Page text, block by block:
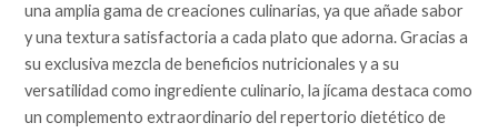
una amplia gama de creaciones culinarias, ya que añade sabor
y una textura satisfactoria a cada plato que adorna. Gracias a
su exclusiva mezcla de beneficios nutricionales y a su
versatilidad como ingrediente culinario, la jícama destaca como
un complemento extraordinario del repertorio dietético de